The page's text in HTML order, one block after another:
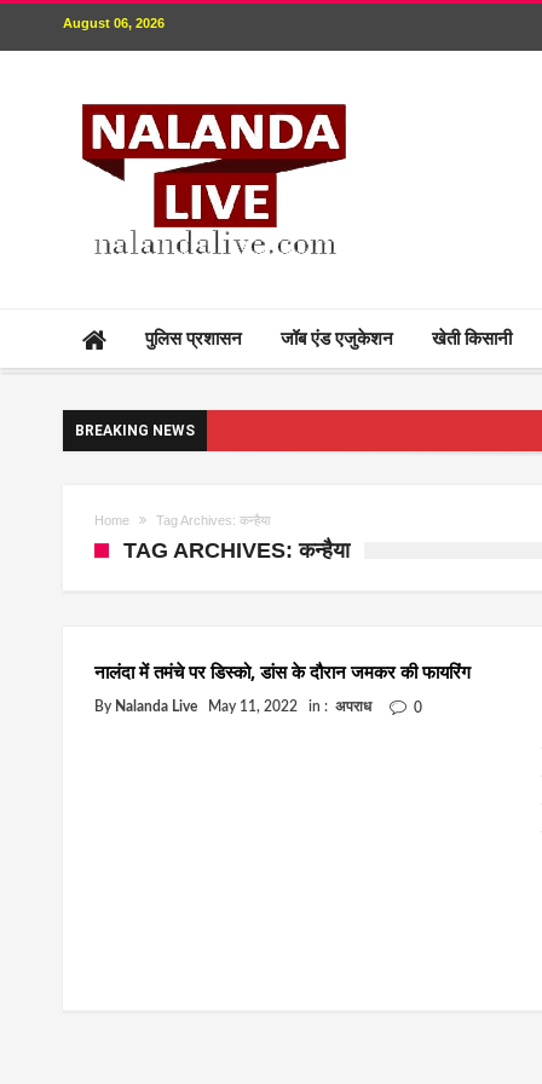
August 06, 2026
पुलिस प्रशासन जॉब एंड एजुकेशन खेती किसानी
BREAKING NEWS
Home Tag Archives: कन्हैया
TAG ARCHIVES: कन्हैया
नालंदा में तमंचे पर डिस्को, डांस के दौरान जमकर की फायरिंग
By Nalanda Live May 11, 2022 in : अपराध 0